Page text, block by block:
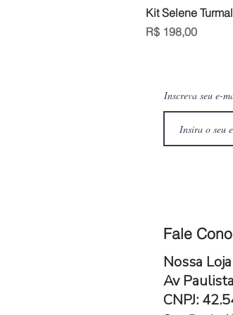
Kit Selene
Preço
R$ 198,00
Inscreva seu e-
Fale
Nossa
Av
CNPJ: